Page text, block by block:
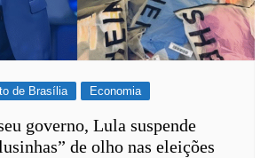
de Brasília Economia
governo, Lula suspende
de olho nas eleições